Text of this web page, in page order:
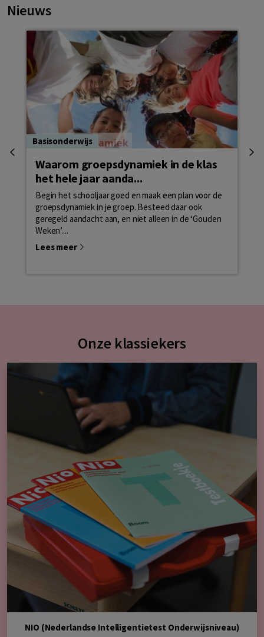
Nieuws
Basisonderwijs
Waarom groepsdynamiek in de klas
het hele jaar aanda...
Begin het schooljaar goed en maak een plan voor de
groepsdynamiek in je groep. Besteed daar ook
geregeld aandacht aan, en niet alleen in de ‘Gouden
Weken’....
Lees meer
Onze klassiekers
NIO (Nederlandse Intelligentietest Onderwijsniveau)